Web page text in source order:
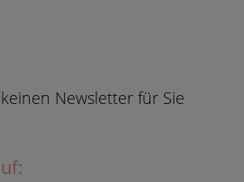
Newsletter für Sie